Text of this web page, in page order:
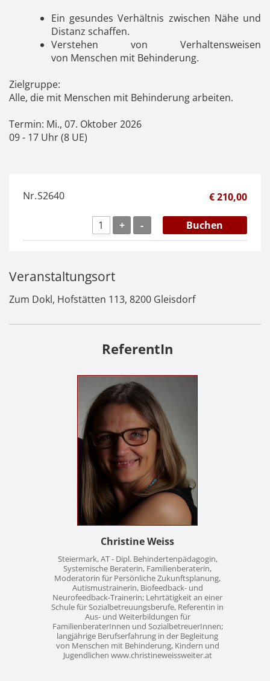
Ein gesundes Verhältnis zwischen Nähe und
Distanz schaffen.
Verstehen von Verhaltensweisen
von Menschen mit Behinderung.
Zielgruppe:
Alle, die mit Menschen mit Behinderung arbeiten.
Termin: Mi., 07. Oktober 2026
09 - 17 Uhr (8 UE)
€ 210,00
Nr.S2640
+ - Buchen
Veranstaltungsort
Zum Dokl, Hofstätten 113, 8200 Gleisdorf
ReferentIn
Christine Weiss
Steiermark, AT - Dipl. Behindertenpädagogin,
Systemische Beraterin, Familienberaterin,
Moderatorin für Persönliche Zukunftsplanung,
Autismustrainerin, Biofeedback- und
Neurofeedback-Trainerin; Lehrtätigkeit an einer
Schule für Sozialbetreuungsberufe, Referentin in
Aus- und Weiterbildungen für
FamilienberaterInnen und SozialbetreuerInnen;
langjährige Berufserfahrung in der Begleitung
von Menschen mit Behinderung, Kindern und
Jugendlichen www.christineweissweiter.at